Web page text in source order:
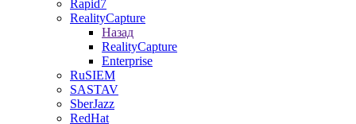
Rapid7
RealityCapture
Назад
RealityCapture
Enterprise
RuSIEM
SASTAV
SberJazz
RedHat